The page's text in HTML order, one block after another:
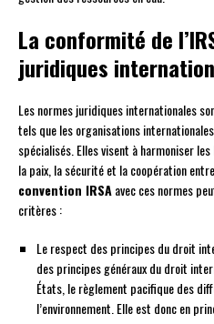
La conformité de
juridiques
Les normes juridiques internationales
tels que les organisations
spécialisés. Elles visent à harmoniser
la paix, la sécurité et la coopération
convention IRSAavec ces normes
critères :
Le respect des principes du droit
des principes généraux du droit
États, le règlement pacifique des
l’environnement. Elle est donc en